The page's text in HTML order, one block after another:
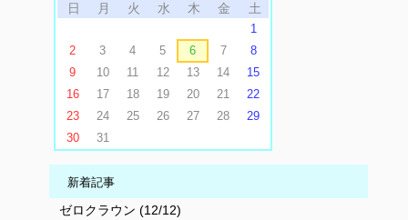
日
月 火 水 木 金 土
1
2
3 4 5 6 7
8
9
10 11 12 13 14
15
16
17 18 19 20 21
22
23
24 25 26 27 28
29
30
31
新着記事
ゼロクラウン (12/12)